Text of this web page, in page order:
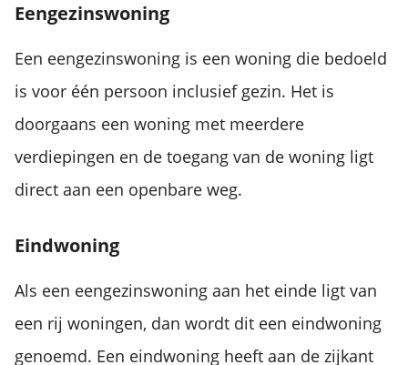
Eengezinswoning
Een eengezinswoning is een woning die bedoeld
is voor één persoon inclusief gezin. Het is
doorgaans een woning met meerdere
verdiepingen en de toegang van de woning ligt
direct aan een openbare weg.
Eindwoning
Als een eengezinswoning aan het einde ligt van
een rij woningen, dan wordt dit een eindwoning
genoemd. Een eindwoning heeft aan de zijkant